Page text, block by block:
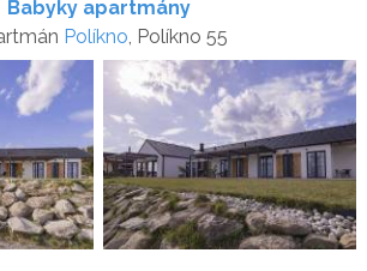
Babyky apartmány
Políkno, Políkno 55